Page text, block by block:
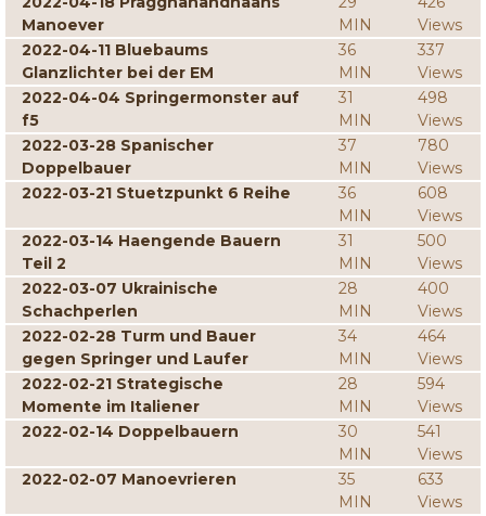
Manoever
MIN
Views
2022-04-11 Bluebaums
Glanzlichter bei der EM
36
MIN
337
Views
2022-04-04 Springermonster auf
f5
31
MIN
498
Views
2022-03-28 Spanischer
Doppelbauer
37
MIN
780
Views
2022-03-21 Stuetzpunkt 6 Reihe
36
MIN
608
Views
2022-03-14 Haengende Bauern
Teil 2
31
MIN
500
Views
2022-03-07 Ukrainische
Schachperlen
28
MIN
400
Views
2022-02-28 Turm und Bauer
gegen Springer und Laufer
34
MIN
464
Views
2022-02-21 Strategische
Momente im Italiener
28
MIN
594
Views
2022-02-14 Doppelbauern
30
MIN
541
Views
2022-02-07 Manoevrieren
35
MIN
633
Views